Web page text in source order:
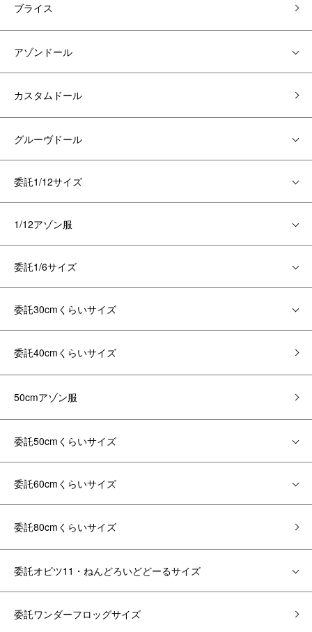
ブライス
アゾンドール
カスタムドール
グルーヴドール
委託1/12サイズ
1/12アゾン服
委託1/6サイズ
委託30cmくらいサイズ
委託40cmくらいサイズ
50cmアゾン服
委託50cmくらいサイズ
委託60cmくらいサイズ
委託80cmくらいサイズ
委託オビツ11・ねんどろいどどーるサイズ
委託ワンダーフロッグサイズ